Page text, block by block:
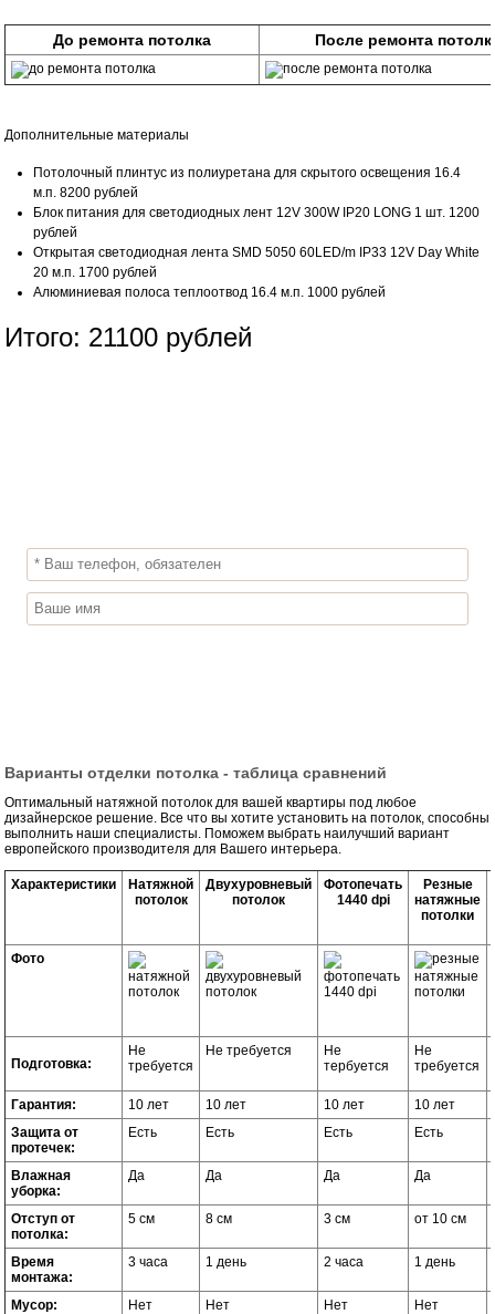
До ремонта потолка После ремонта
Дополнительные материалы
Потолочный плинтус из полиуретана для скрытого освещения 16.4
м.п. 8200 рублей
Блок питания для светодиодных лент 12V 300W IP20 LONG 1 шт. 1200
рублей
Открытая светодиодная лента SMD 5050 60LED/m IP33 12V Day White
20 м.п. 1700 рублей
Алюминиевая полоса теплоотвод 16.4 м.п. 1000 рублей
Итого: 21100 рублей
Варианты отделки потолка - таблица сравнений
Оптимальный натяжной потолок для вашей квартиры под любое
дизайнерское решение. Все что вы хотите установить на потолок, способны
выполнить наши специалисты. Поможем выбрать наилучший вариант
европейского производителя для Вашего интерьера.
Характеристики
Натяжной
потолок
Двухуровневый
потолок
Фотопечать
1440 dpi
Резные
натяжные
потолки
Фото
Подготовка:
Не
требуется
Не требуется
Не
тербуется
Не
требуется
Гарантия: 10 лет 10 лет 10 лет 10 лет
Защита от
протечек:
Есть Есть Есть Есть
Влажная
уборка:
Да Да Да Да
Отступ от
потолка:
5 см 8 см 3 см от 10 см
Время
монтажа:
3 часа 1 день 2 часа 1 день
Мусор: Нет Нет Нет Нет